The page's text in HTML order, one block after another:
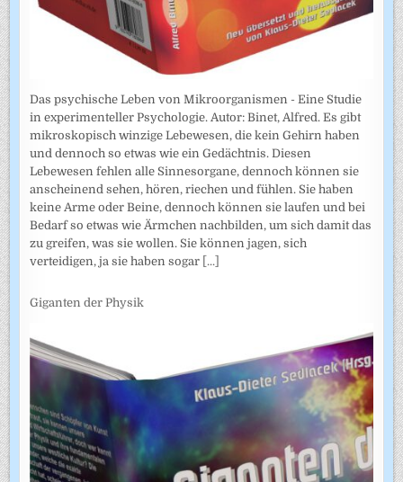
Das psychische Leben von Mikroorganismen - Eine Studie
in experimenteller Psychologie. Autor: Binet, Alfred. Es gibt
mikroskopisch winzige Lebewesen, die kein Gehirn haben
und dennoch so etwas wie ein Gedächtnis. Diesen
Lebewesen fehlen alle Sinnesorgane, dennoch können sie
anscheinend sehen, hören, riechen und fühlen. Sie haben
keine Arme oder Beine, dennoch können sie laufen und bei
Bedarf so etwas wie Ärmchen nachbilden, um sich damit das
zu greifen, was sie wollen. Sie können jagen, sich
verteidigen, ja sie haben sogar [...]
Giganten der Physik